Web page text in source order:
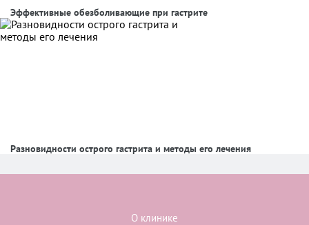
Эффективные обезболивающие при гастрите
Разновидности острого гастрита и методы его лечения
О клинике